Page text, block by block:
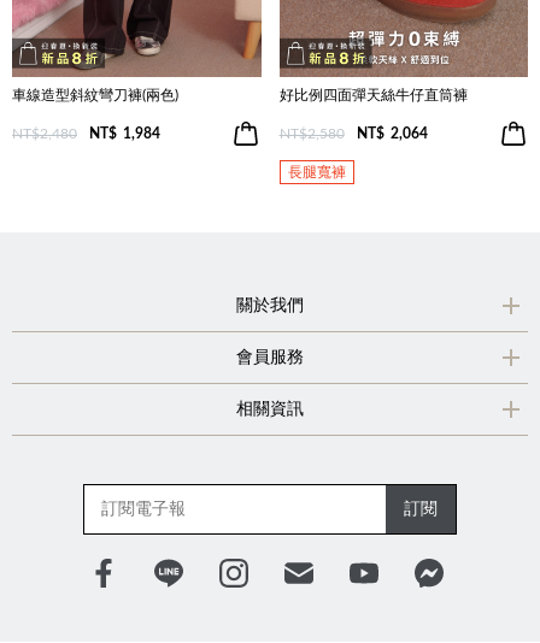
車線造型斜紋彎刀褲(兩色)
NT$2,480 NT$ 1,984
好比例四面彈天絲牛仔直筒褲
NT$2,580 NT$ 2,064
長腿寬褲
關於我們
會員服務
相關資訊
訂閱